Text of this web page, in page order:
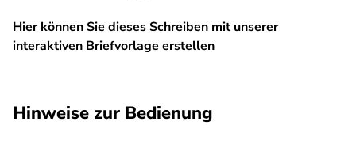
Hier können Sie dieses Schreiben mit unserer
interaktiven Briefvorlage erstellen
Hinweise zur Bedienung